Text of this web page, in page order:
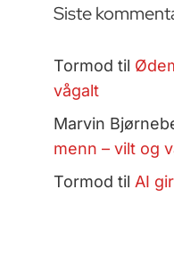
Siste
Tormod til
vågalt
Marvin
menn – vilt og
Tormod til AI